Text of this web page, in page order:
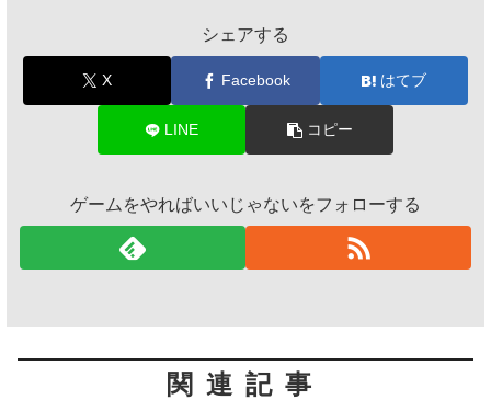
シェアする
X Facebook はてブ
LINE コピー
ゲームをやればいいじゃないをフォローする
関連記事